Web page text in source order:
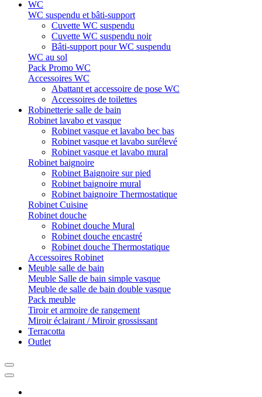
WC
WC suspendu et bâti-support
Cuvette WC suspendu
Cuvette WC suspendu noir
Bâti-support pour WC suspendu
WC au sol
Pack Promo WC
Accessoires WC
Abattant et accessoire de pose WC
Accessoires de toilettes
Robinetterie salle de bain
Robinet lavabo et vasque
Robinet vasque et lavabo bec bas
Robinet vasque et lavabo surélevé
Robinet vasque et lavabo mural
Robinet baignoire
Robinet Baignoire sur pied
Robinet baignoire mural
Robinet baignoire Thermostatique
Robinet Cuisine
Robinet douche
Robinet douche Mural
Robinet douche encastré
Robinet douche Thermostatique
Accessoires Robinet
Meuble salle de bain
Meuble Salle de bain simple vasque
Meuble de salle de bain double vasque
Pack meuble
Tiroir et armoire de rangement
Miroir éclairant / Miroir grossissant
Terracotta
Outlet